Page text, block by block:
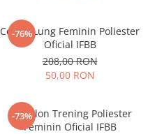
-76%
Colant Lung Feminin Poliester
Oficial IFBB
208,00 RON
50,00 RON
-73%
Pantalon Trening Poliester
Feminin Oficial IFBB